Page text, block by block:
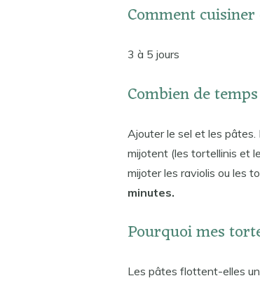
Comment
3 à 5 jours
Combien de
Ajouter le sel et les pâtes.
mijotent (les tortellinis et
mijoter les raviolis ou les
minutes.
Pourquoi mes
Les pâtes flottent-elles